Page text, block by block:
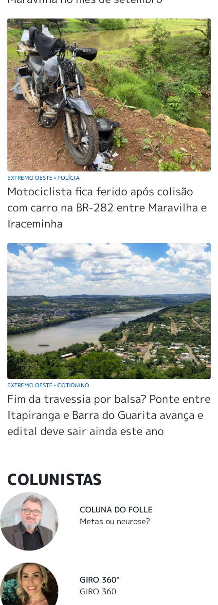
EXTREMO OESTE • POLÍCIA
Motociclista fica ferido após colisão
com carro na BR-282 entre Maravilha e
Iraceminha
EXTREMO OESTE • COTIDIANO
Fim da travessia por balsa? Ponte entre
Itapiranga e Barra do Guarita avança e
edital deve sair ainda este ano
COLUNISTAS
COLUNA DO FOLLE
Metas ou neurose?
GIRO 360°
GIRO 360